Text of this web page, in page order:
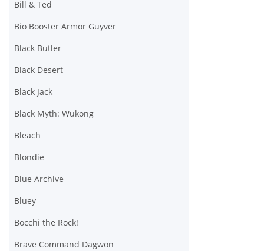
Bill & Ted
Bio Booster Armor Guyver
Black Butler
Black Desert
Black Jack
Black Myth: Wukong
Bleach
Blondie
Blue Archive
Bluey
Bocchi the Rock!
Brave Command Dagwon